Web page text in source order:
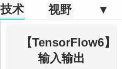
技术 视野 ▼
【TensorFlow6】
输入输出